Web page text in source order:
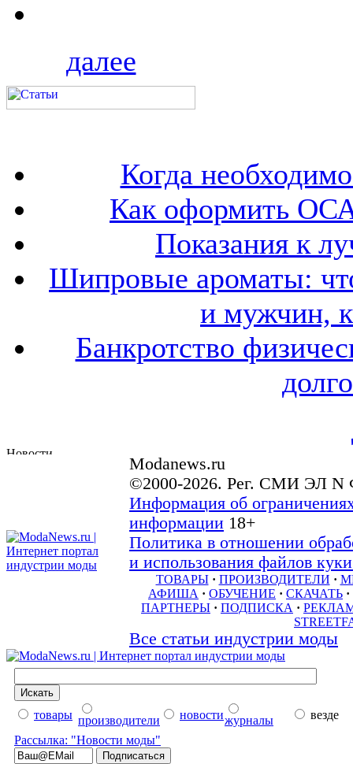
далее
Когда
Как оформить
Показания к
Шипровые ароматы:
и мужчин,
Банкротство
Modanews.ru
©2000-2026. Рег. СМИ ЭЛ N
Информация об
информации 18+
Политика в отношении
и использования файлов
ТОВАРЫ · ПРОИЗВОДИТЕЛИ ·
АФИША · ОБУЧЕНИЕ · СКАЧАТЬ ·
ПАРТНЕРЫ · ПОДПИСКА ·
Все статьи индустрии моды
товары производители новостижурналы
везде
Рассылка: "Новости моды"